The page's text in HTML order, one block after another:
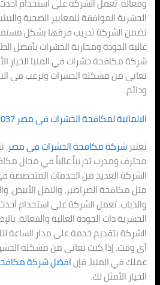
وفعالة. تعمل الشركة على استخدام أحدث
الحشرية الموافقة للمعايير الصحية
تضمن الشركة تدريب فرقها بشكل
عالية الجودة ومحاربة الحشرات بأفضل
شركة مكافحة حشرات في المنيا الخيار
تعاني من مشكلة الحشرات وترغب في
ودائم.
الالمانية لمكافحة الحشرات فى مصر
تعتبرشركة مكافحة الحشرات في مصر.
محترف ومدرب تدريباً عالياً في مجال
الشركة العديد من الخدمات المتخصصة
مثل مكافحة الصراصير، والنمل الأبيض،
والذباب. تعمل الشركة على استخدام أحدث
الحشرية ذات الجودة العالية والفعالة.
الشركة بتقديم خدمة على مدار الساعة
أي وقت. إذا كنت تعاني من مشكلة
عملك في المنيا، فإنافضل شركة
الخيار الأمثل لك.